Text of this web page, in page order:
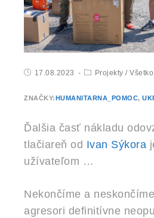
17.08.2023 Projekty / Všetko
ZNAČKY:HUMANITARNA_POMOC,
Ďalšia časť nákladu
tlačiareň od Ivan Sýkora
užívateľom …
Nekončíme a
agresori definitívne